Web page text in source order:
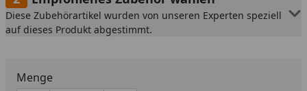
Diese Zubehörartikel wurden von unseren Experten speziell
auf dieses Produkt abgestimmt.
Menge